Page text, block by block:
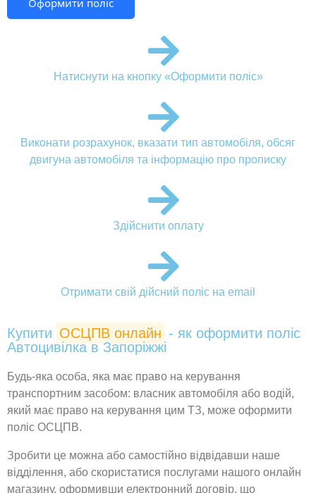
Натиснути на кнопку «Оформити поліс»
Виконати розрахунок, вказати тип автомобіля, обсяг
двигуна автомобіля та інформацію про прописку
Здійснити оплату
Отримати свій дійсний поліс на email
Купити ОСЦПВ онлайн - як оформити поліс
Автоцивілка в Запоріжжі
Будь-яка особа, яка має право на керування
транспортним засобом: власник автомобіля або водій,
який має право на керування цим ТЗ, може оформити
поліс ОСЦПВ.
Зробити це можна або самостійно відвідавши наше
відділення, або скористатися послугами нашого онлайн
магазину, оформивши електронний договір, що